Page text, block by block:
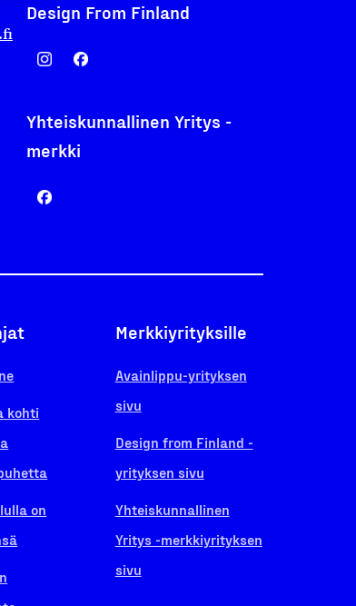
Design From Finland
Yhteiskunnallinen Yritys -
merkki
kohti
on
Merkkiyrityksille
Avainlippu-yrityksen
sivu
Design from Finland -
yrityksen sivu
Yhteiskunnallinen
Yritys -merkkiyrityksen
sivu